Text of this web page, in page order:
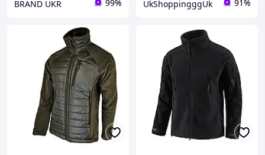
BRAND UKR 99% UkShoppingggUk 91%